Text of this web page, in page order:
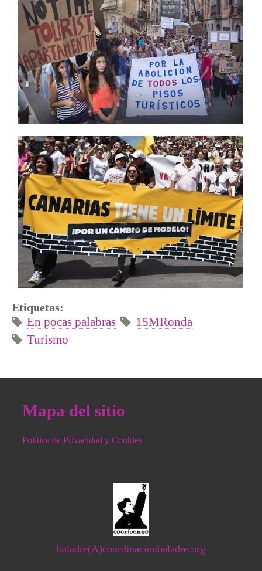
Etiquetas:
En pocas palabras
15MRonda
Turismo
Mapa del sitio
Política de Privacidad y Cookies
baladre(A)coordinacionbaladre.org